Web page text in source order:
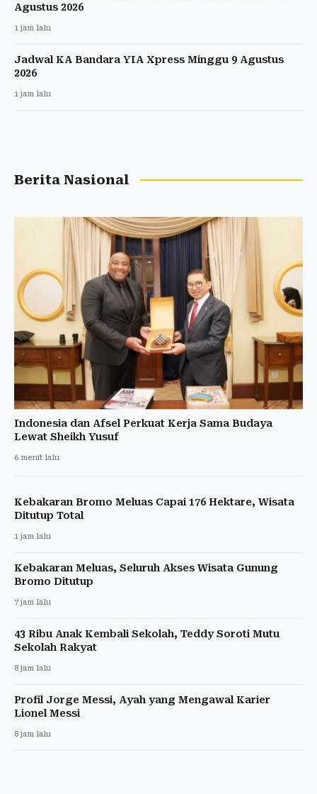
Agustus 2026
1 jam lalu
Jadwal KA Bandara YIA Xpress Minggu 9 Agustus
2026
1 jam lalu
Berita Nasional
Indonesia dan Afsel Perkuat Kerja Sama Budaya
Lewat Sheikh Yusuf
6 menit lalu
Kebakaran Bromo Meluas Capai 176 Hektare, Wisata
Ditutup Total
1 jam lalu
Kebakaran Meluas, Seluruh Akses Wisata Gunung
Bromo Ditutup
7 jam lalu
43 Ribu Anak Kembali Sekolah, Teddy Soroti Mutu
Sekolah Rakyat
8 jam lalu
Profil Jorge Messi, Ayah yang Mengawal Karier
Lionel Messi
8 jam lalu